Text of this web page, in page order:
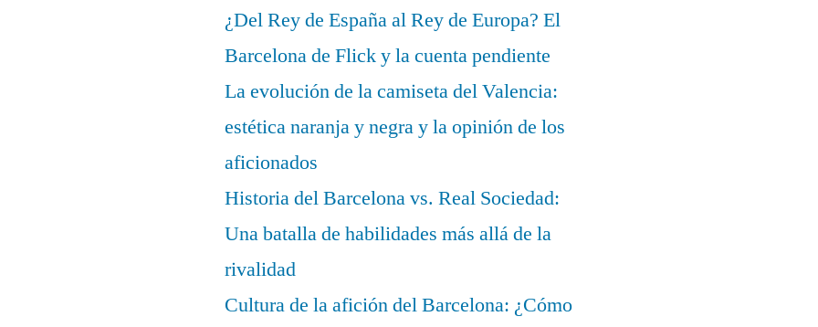
¿Del Rey de España al Rey de Europa? El
Barcelona de Flick y la cuenta pendiente
La evolución de la camiseta del Valencia:
estética naranja y negra y la opinión de los
aficionados
Historia del Barcelona vs. Real Sociedad:
Una batalla de habilidades más allá de la
rivalidad
Cultura de la afición del Barcelona: ¿Cómo